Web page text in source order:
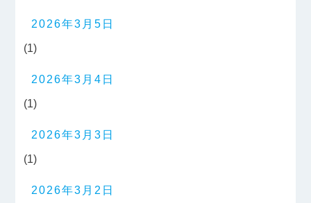
2026年3月5日
(1)
2026年3月4日
(1)
2026年3月3日
(1)
2026年3月2日